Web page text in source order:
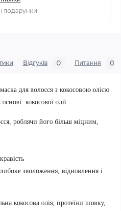
подарунки
Відгуків 0 Питання 0
для волосся з кокосовою олією
кокосової олії
роблячи його більш міцним,
зволоження, відновлення і
кокосова олія, протеїни шовку,